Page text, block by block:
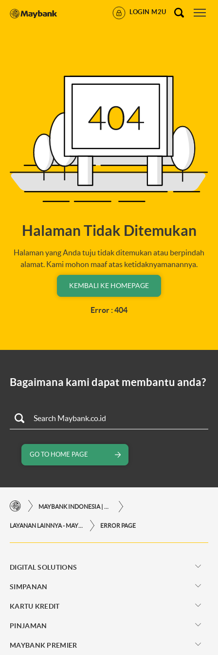
LOGIN M2U
Halaman Tidak Ditemukan
Halaman yang Anda tuju tidak ditemukan atau berpindah
alamat. Kami mohon maaf atas ketidaknyamanannya.
KEMBALI KE HOMEPAGE
Error : 404
Bagaimana kami dapat membantu anda?
GO TO HOME PAGE
ERROR PAGE
DIGITAL SOLUTIONS
SIMPANAN
KARTU KREDIT
PINJAMAN
MAYBANK PREMIER